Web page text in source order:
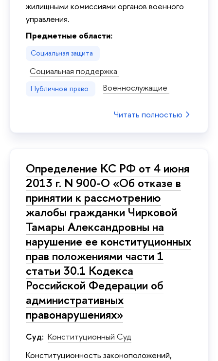
жилищными комиссиями органов военного
управления.
Предметные области:
Социальная защита
Социальная поддержка
Публичное право Военнослужащие
Читать полностью
Определение КС РФ от 4 июня
2013 г. N 900-О «Об отказе в
принятии к рассмотрению
жалобы гражданки Чирковой
Тамары Александровны на
нарушение ее конституционных
прав положениями части 1
статьи 30.1 Кодекса
Российской Федерации об
административных
правонарушениях»
Суд: Конституционный Суд
Конституционность законоположений,